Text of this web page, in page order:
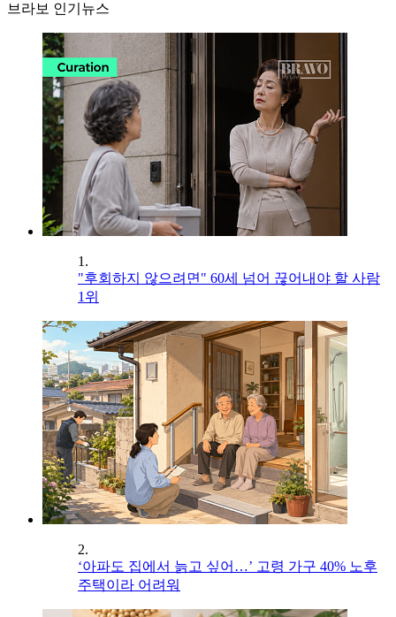
브라보 인기뉴스
1.
"후회하지 않으려면" 60세 넘어 끊어내야 할 사람
1위
2.
‘아파도 집에서 늙고 싶어…’ 고령 가구 40% 노후
주택이라 어려워